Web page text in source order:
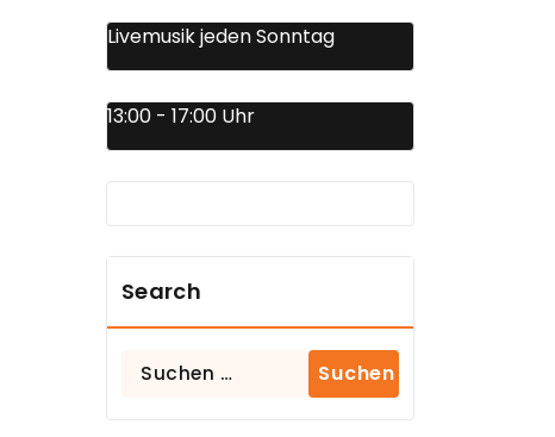
Livemusik jeden Sonntag
13:00 - 17:00 Uhr
Search
Suchen